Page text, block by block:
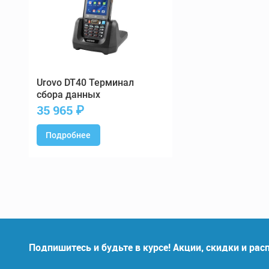
DT40 Терминал
сбора данных
35 965 ₽
Подробнее
Подпишитесь и будьте в курсе! Акции, скидки и